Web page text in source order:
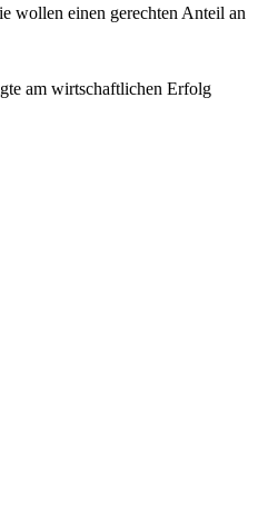
wollen einen gerechten Anteil an
am wirtschaftlichen Erfolg